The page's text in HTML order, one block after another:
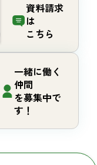
資料請求
は
こちら
一緒に働く
仲間
を募集中で
す！